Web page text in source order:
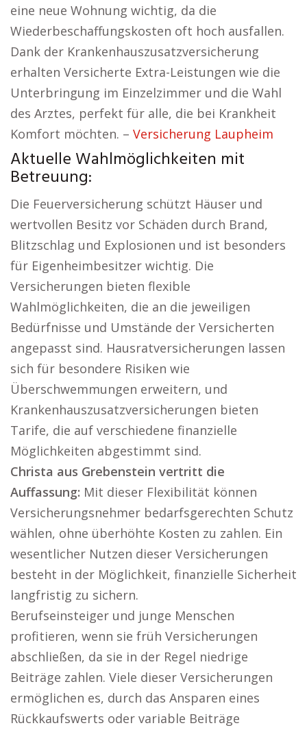
eine neue Wohnung wichtig, da die
Wiederbeschaffungskosten oft hoch ausfallen.
Dank der Krankenhauszusatzversicherung
erhalten Versicherte Extra-Leistungen wie die
Unterbringung im Einzelzimmer und die Wahl
des Arztes, perfekt für alle, die bei Krankheit
Komfort möchten. – Versicherung Laupheim
Aktuelle Wahlmöglichkeiten mit
Betreuung:
Die Feuerversicherung schützt Häuser und
wertvollen Besitz vor Schäden durch Brand,
Blitzschlag und Explosionen und ist besonders
für Eigenheimbesitzer wichtig. Die
Versicherungen bieten flexible
Wahlmöglichkeiten, die an die jeweiligen
Bedürfnisse und Umstände der Versicherten
angepasst sind. Hausratversicherungen lassen
sich für besondere Risiken wie
Überschwemmungen erweitern, und
Krankenhauszusatzversicherungen bieten
Tarife, die auf verschiedene finanzielle
Möglichkeiten abgestimmt sind.
Christa aus Grebenstein vertritt die
Auffassung: Mit dieser Flexibilität können
Versicherungsnehmer bedarfsgerechten Schutz
wählen, ohne überhöhte Kosten zu zahlen. Ein
wesentlicher Nutzen dieser Versicherungen
besteht in der Möglichkeit, finanzielle Sicherheit
langfristig zu sichern.
Berufseinsteiger und junge Menschen
profitieren, wenn sie früh Versicherungen
abschließen, da sie in der Regel niedrige
Beiträge zahlen. Viele dieser Versicherungen
ermöglichen es, durch das Ansparen eines
Rückkaufswerts oder variable Beiträge